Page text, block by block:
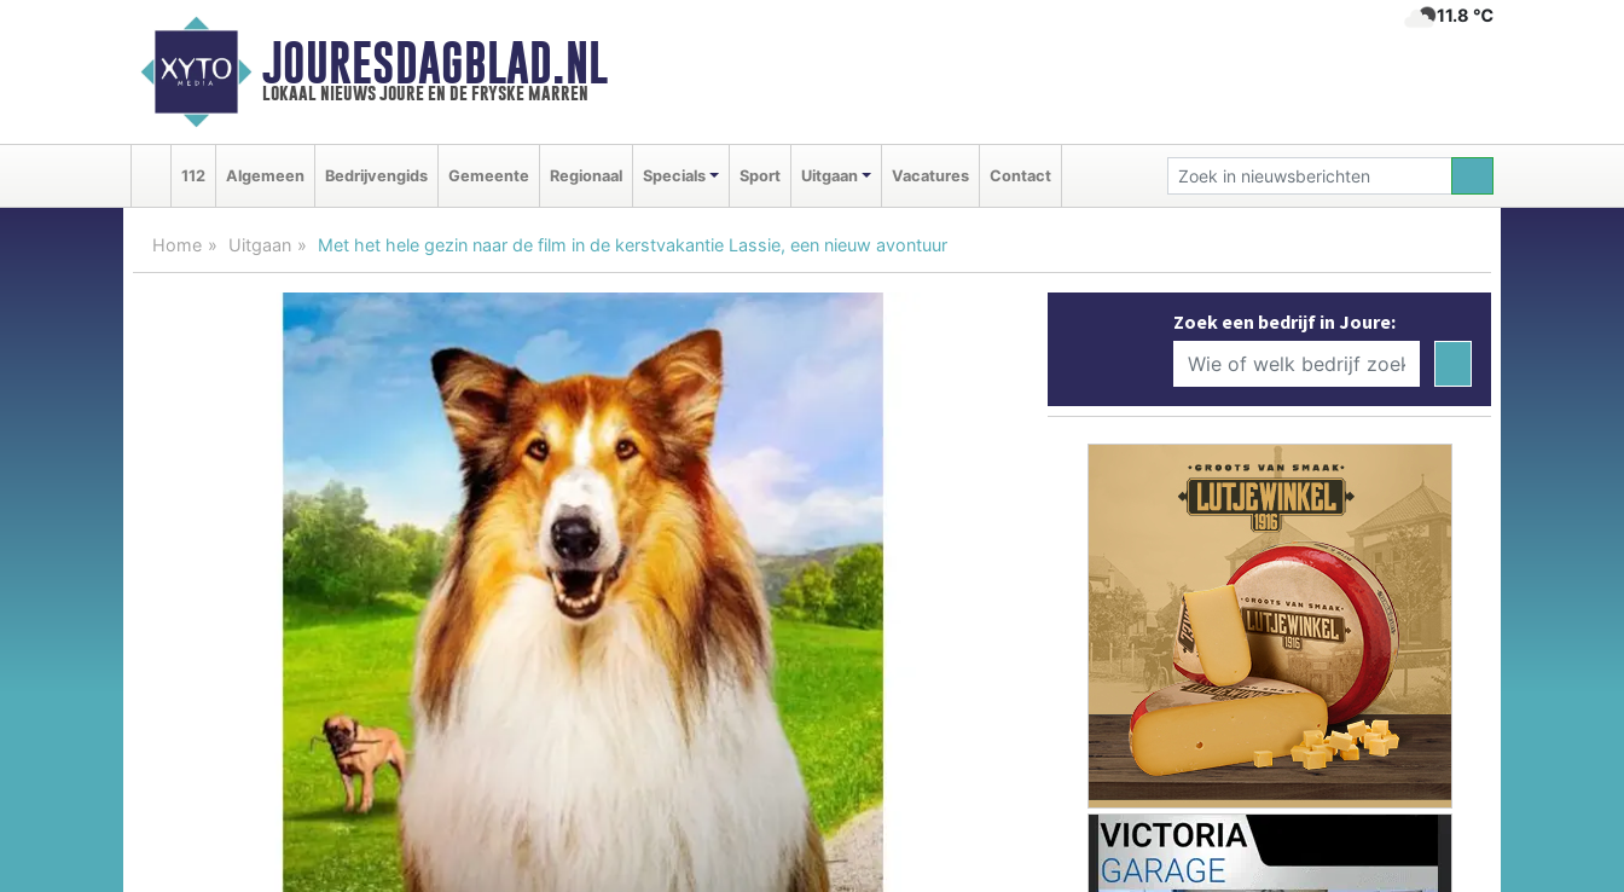
JOURESDAGBLAD.NL
lokaal nieuws joure en de fryske marren
11.8 ℃
112 Algemeen Bedrijvengids Gemeente Regionaal Specials Sport Uitgaan Vacatures Contact
Home Uitgaan Met het hele gezin naar de film in de kerstvakantie Lassie, een nieuw avontuur
Zoek een bedrijf in Joure: